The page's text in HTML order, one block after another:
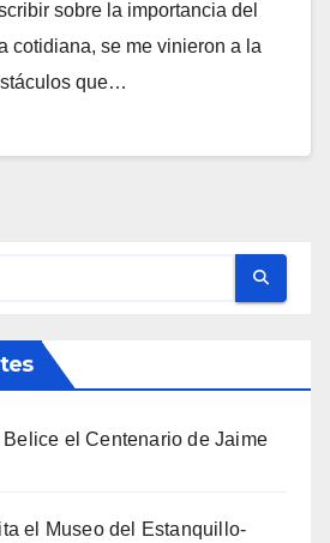
sobre la importancia del
cotidiana, se me vinieron a la
que…
el Centenario de Jaime
el Museo del Estanquillo-